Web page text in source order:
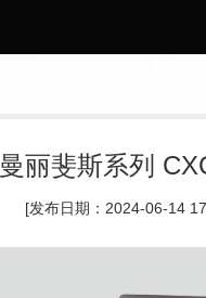
曼丽斐斯系列
[发布日期：2024-06-14